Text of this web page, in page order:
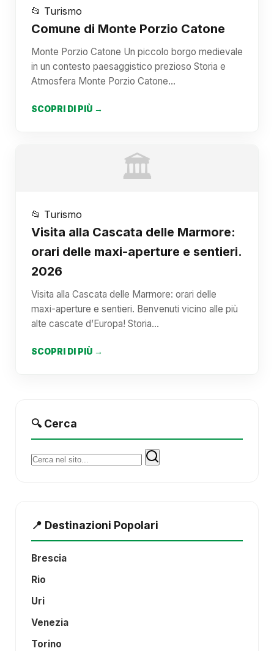
📂 Turismo
Comune di Monte Porzio Catone
Monte Porzio Catone Un piccolo borgo medievale
in un contesto paesaggistico prezioso Storia e
Atmosfera Monte Porzio Catone…
SCOPRI DI PIÙ →
🏛️
📂 Turismo
Visita alla Cascata delle Marmore:
orari delle maxi-aperture e sentieri.
2026
Visita alla Cascata delle Marmore: orari delle
maxi-aperture e sentieri. Benvenuti vicino alle più
alte cascate d’Europa! Storia…
SCOPRI DI PIÙ →
🔍 Cerca
Cerca:
📍 Destinazioni Popolari
Brescia
Rio
Uri
Venezia
Torino